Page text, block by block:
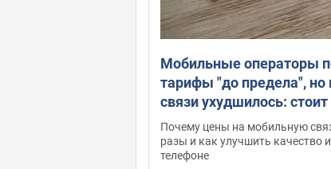
Мобильные операторы
тарифы "до предела", но
связи ухудшилось: стоит
жаловаться на цены
Почему цены на мобильную
разы и как улучшить качество
телефоне